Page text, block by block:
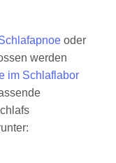
oder
werden
im Schlaflabor